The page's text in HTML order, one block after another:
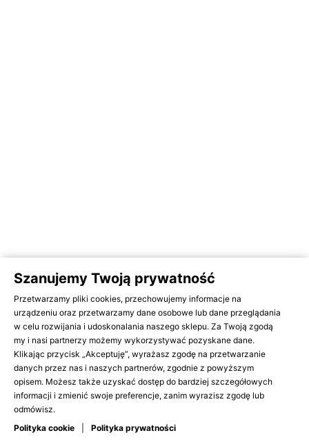
Szanujemy Twoją prywatność
Przetwarzamy pliki cookies, przechowujemy informacje na
urządzeniu oraz przetwarzamy dane osobowe lub dane przeglądania
w celu rozwijania i udoskonalania naszego sklepu. Za Twoją zgodą
my i nasi partnerzy możemy wykorzystywać pozyskane dane.
Klikając przycisk „Akceptuję”, wyrażasz zgodę na przetwarzanie
danych przez nas i naszych partnerów, zgodnie z powyższym
opisem. Możesz także uzyskać dostęp do bardziej szczegółowych
informacji i zmienić swoje preferencje, zanim wyrazisz zgodę lub
odmówisz.
Polityka cookie
Polityka prywatności